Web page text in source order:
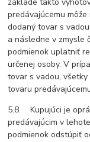
základe takto
predávajúcemu
dodaný tovar s
a následne v zmysle
podmienok uplatniť
určenej osoby. V
tovar s vadou,
tovaru
5.8. Kupujúci je
predávajúcim v
podmienok odstúpiť